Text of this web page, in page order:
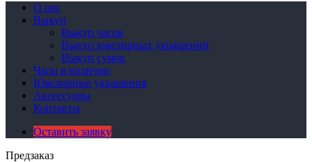
О нас
Выкуп
Выкуп часов
Выкуп ювелирных украшений
Выкуп сумок
Часы в наличии
Ювелирные украшения
Аксессуары
Контакты
Оставить заявку
Предзаказ